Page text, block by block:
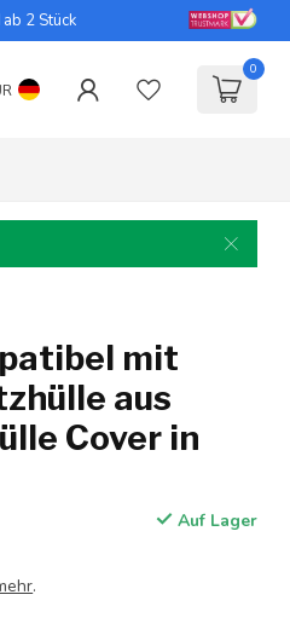
ab 2 Stück
0
mit
aus
Cover in
Auf Lager
.